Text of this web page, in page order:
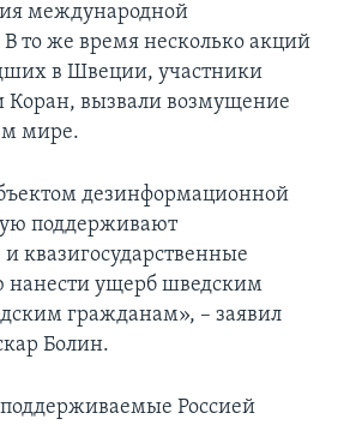
международной
то же время несколько акций
в Швеции, участники
Коран, вызвали возмущение
мире.
дезинформационной
поддерживают
квазигосударственные
нанести ущерб шведским
гражданам», – заявил
Болин.
Россией